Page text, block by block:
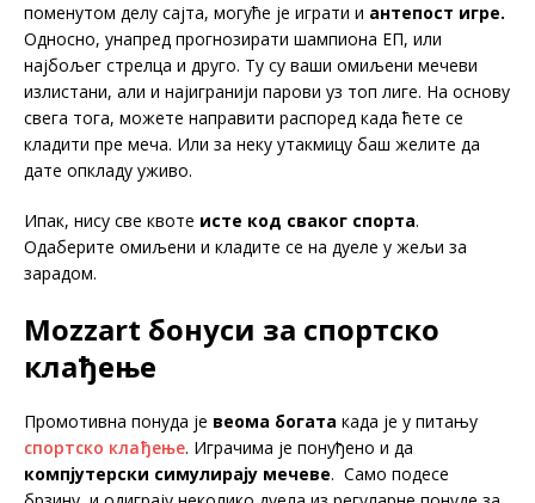
поменутом делу сајта, могуће је играти и антепост игре.
Односно, унапред прогнозирати шампиона ЕП, или
најбољег стрелца и друго. Ту су ваши омиљени мечеви
излистани, али и најигранији парови уз топ лиге. На основу
свега тога, можете направити распоред када ћете се
кладити пре меча. Или за неку утакмицу баш желите да
дате опкладу уживо.
Ипак, нису све квоте исте код сваког спорта.
Одаберите омиљени и кладите се на дуеле у жељи за
зарадом.
Mozzart бонуси за спортско
клађење
Промотивна понуда је веома богата када је у питању
спортско клађење. Играчима је понуђено и да
компјутерски симулирају мечеве. Само подесе